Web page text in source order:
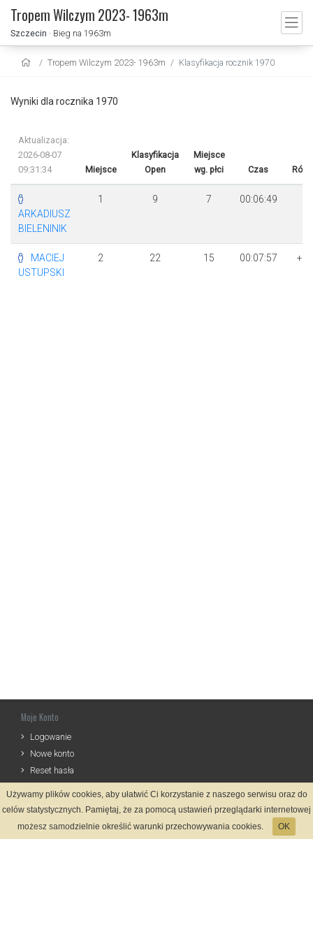
Tropem Wilczym 2023- 1963m
Szczecin · Bieg na 1963m
Tropem Wilczym 2023- 1963m Klasyfikacja rocznik 1970
Wyniki dla rocznika 1970
Aktualizacja:
2026-08-07
09:31:34
Miejsce
Klasyfikacja
Open
Miejsce
wg. płci
Czas
ARKADIUSZ
BIELENINIK
1 9 7 00:06:49
MACIEJ
USTUPSKI
2 22 15 00:07:57
+
Moje Konto
Logowanie
Nowe konto
Reset hasła
Informacje
Regulamin
Używamy plików cookies, aby ułatwić Ci korzystanie z naszego serwisu oraz do
celów statystycznych. Pamiętaj, że za pomocą ustawień przeglądarki internetowej
możesz samodzielnie określić warunki przechowywania cookies.
OK